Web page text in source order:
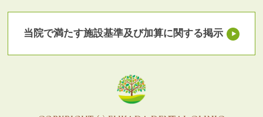
当院で満たす施設基準及び加算に関する掲示